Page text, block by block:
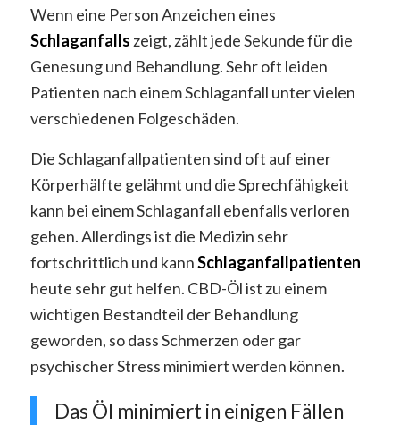
Wenn eine Person Anzeichen eines
Schlaganfallszeigt, zählt jede Sekunde für die
Genesung und Behandlung. Sehr oft leiden
Patienten nach einem Schlaganfall unter vielen
verschiedenen Folgeschäden.
Die Schlaganfallpatienten sind oft auf einer
Körperhälfte gelähmt und die Sprechfähigkeit
kann bei einem Schlaganfall ebenfalls verloren
gehen. Allerdings ist die Medizin sehr
fortschrittlich und kannSchlaganfallpatienten
heute sehr gut helfen. CBD-Öl ist zu einem
wichtigen Bestandteil der Behandlung
geworden, so dass Schmerzen oder gar
psychischer Stress minimiert werden können.
Das Öl minimiert in einigen Fällen